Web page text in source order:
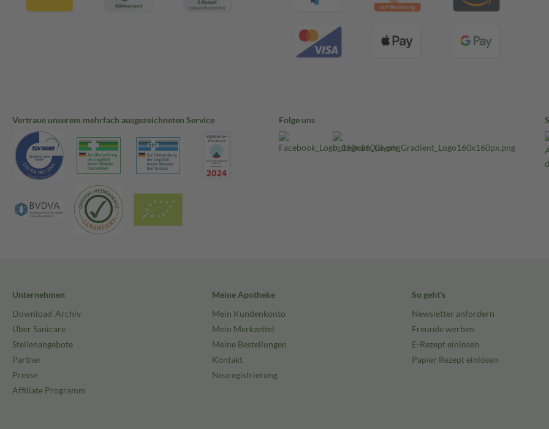
Vertraue unserem mehrfach ausgezeichneten Service Folge uns
Unternehmen
Download-Archiv
Über Sanicare
Stellenangebote
Partner
Presse
Affiliate Programm
Meine Apotheke
Mein Kundenkonto
Mein Merkzettel
Meine Bestellungen
Kontakt
Neuregistrierung
So geht's
Newsletter anfordern
Freunde werben
E-Rezept einlösen
Papier Rezept einlösen